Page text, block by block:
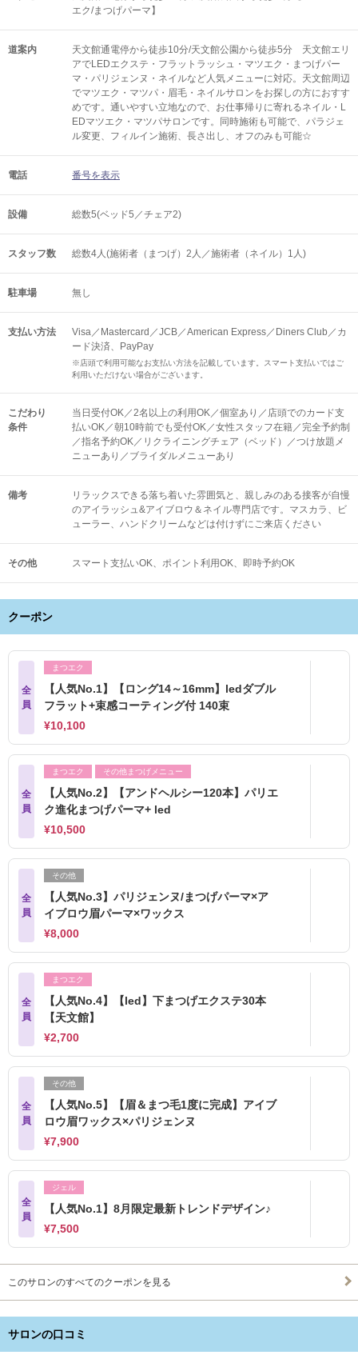
エク/まつげパーマ】
道案内
天文館通電停から徒歩10分/天文館公園から徒歩5分 天文館エリ
アでLEDエクステ・フラットラッシュ・マツエク・まつげパー
マ・パリジェンヌ・ネイルなど人気メニューに対応。天文館周辺
でマツエク・マツパ・眉毛・ネイルサロンをお探しの方におすす
めです。通いやすい立地なので、お仕事帰りに寄れるネイル・L
EDマツエク・マツパサロンです。同時施術も可能で、パラジェ
ル変更、フィルイン施術、長さ出し、オフのみも可能☆
電話 番号を表示
設備 総数5(ベッド5／チェア2)
スタッフ数 総数4人(施術者（まつげ）2人／施術者（ネイル）1人)
駐車場 無し
支払い方法
Visa／Mastercard／JCB／American Express／Diners Club／カ
ード決済、PayPay
※店頭で利用可能なお支払い方法を記載しています。スマート支払いではご
利用いただけない場合がございます。
こだわり
条件
当日受付OK／2名以上の利用OK／個室あり／店頭でのカード支
払いOK／朝10時前でも受付OK／女性スタッフ在籍／完全予約制
／指名予約OK／リクライニングチェア（ベッド）／つけ放題メ
ニューあり／ブライダルメニューあり
備考
リラックスできる落ち着いた雰囲気と、親しみのある接客が自慢
のアイラッシュ&アイブロウ＆ネイル専門店です。マスカラ、ビ
ューラー、ハンドクリームなどは付けずにご来店ください
その他 スマート支払いOK ポイント利用OK 即時予約OK
クーポン
全
員
まつエク
【人気No.1】【ロング14～16mm】ledダブル
フラット+束感コーティング付 140束
¥10,100
全
員
まつエク その他まつげメニュー
【人気No.2】【アンドヘルシー120本】パリエ
ク進化まつげパーマ+ led
¥10,500
全
員
その他
【人気No.3】パリジェンヌ/まつげパーマ×ア
イブロウ眉パーマ×ワックス
¥8,000
全
員
まつエク
【人気No.4】【led】下まつげエクステ30本
【天文館】
¥2,700
全
員
その他
【人気No.5】【眉＆まつ毛1度に完成】アイブ
ロウ眉ワックス×パリジェンヌ
¥7,900
全
員
ジェル
【人気No.1】8月限定最新トレンドデザイン♪
¥7,500
このサロンのすべてのクーポンを見る
サロンの口コミ